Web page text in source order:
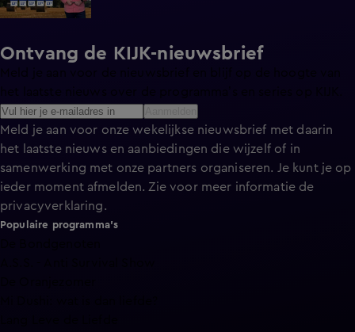
Ontvang de KIJK-nieuwsbrief
Meld je aan voor onze wekelijkse nieuwsbrief met daarin
het laatste nieuws en aanbiedingen die wijzelf of in
samenwerking met onze partners organiseren. Je kunt je op
ieder moment afmelden. Zie voor meer informatie de
privacyverklaring.
Populaire programma's